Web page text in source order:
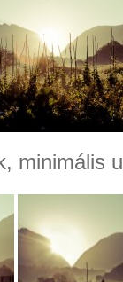
minimális